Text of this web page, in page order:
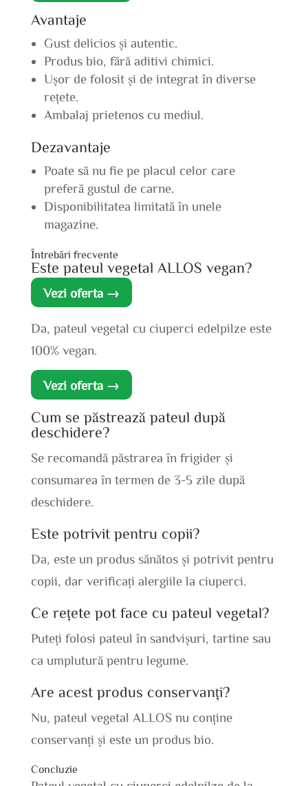
Avantaje
Gust delicios și autentic.
Produs bio, fără aditivi chimici.
Ușor de folosit și de integrat în diverse
rețete.
Ambalaj prietenos cu mediul.
Dezavantaje
Poate să nu fie pe placul celor care
preferă gustul de carne.
Disponibilitatea limitată în unele
magazine.
Întrebări frecvente
Este pateul vegetal ALLOS vegan?
Vezi oferta →
Da, pateul vegetal cu ciuperci edelpilze este
100% vegan.
Vezi oferta →
Cum se păstrează pateul după
deschidere?
Se recomandă păstrarea în frigider și
consumarea în termen de 3-5 zile după
deschidere.
Este potrivit pentru copii?
Da, este un produs sănătos și potrivit pentru
copii, dar verificați alergiile la ciuperci.
Ce rețete pot face cu pateul vegetal?
Puteți folosi pateul în sandvișuri, tartine sau
ca umplutură pentru legume.
Are acest produs conservanți?
Nu, pateul vegetal ALLOS nu conține
conservanți și este un produs bio.
Concluzie